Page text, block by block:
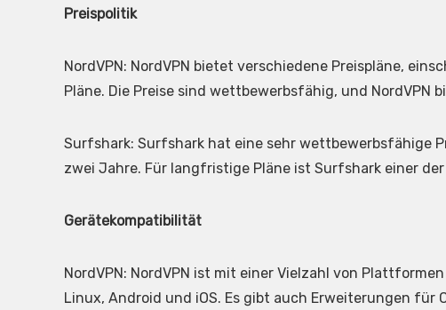
Preispolitik
NordVPN: NordVPN bietet verschiedene Preispläne,
Pläne. Die Preise sind wettbewerbsfähig, und NordVPN
Surfshark: Surfshark hat eine sehr wettbewerbsfähige
zwei Jahre. Für langfristige Pläne ist Surfshark einer
Gerätekompatibilität
NordVPN: NordVPN ist mit einer Vielzahl von
Linux, Android und iOS. Es gibt auch Erweiterungen